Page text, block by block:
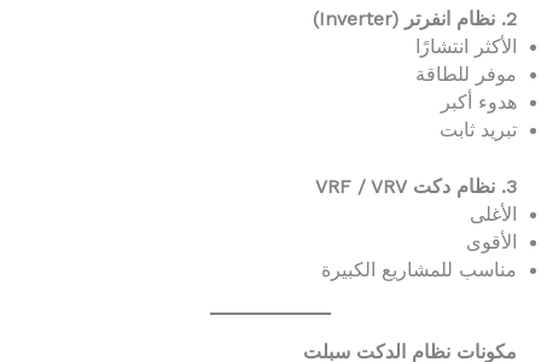
2. نظام انفرتر (Inverter)
الأكثر انتشارًا
موفر للطاقة
هدوء أكبر
تبريد ثابت
3. نظام دكت VRF / VRV
الأغلى
الأقوى
مناسب للمشاريع الكبيرة
مكونات نظام الدكت سبلت